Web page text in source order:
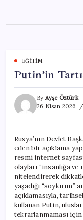
content
EĞITIM
Putin’in
By Ayşe Öztürk
26 Nisan 2026
Rusya’nın Devlet
eden bir açıklama
resmi internet
olayları “insanlığa
nitelendirerek
yaşadığı “soykırım”
açıklamasıyla,
kullanan Putin,
tekrarlanmaması